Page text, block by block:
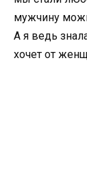
мужчину
А я ведь
хочет от